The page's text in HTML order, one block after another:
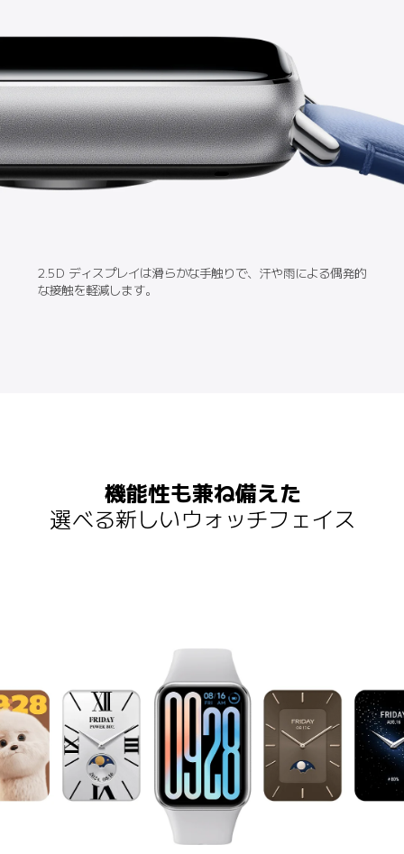
2.5D ディスプレイは滑らかな手触りで、汗や雨による偶発的
な接触を軽減します。
機能性も兼ね備えた
選べる新しいウォッチフェイス